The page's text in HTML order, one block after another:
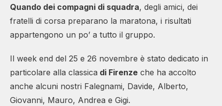
Quando dei compagni di squadra, degli amici, dei
fratelli di corsa preparano la maratona, i risultati
appartengono un po’ a tutto il gruppo.
Il week end del 25 e 26 novembre è stato dedicato in
particolare alla classica di Firenze che ha accolto
anche alcuni nostri Falegnami, Davide, Alberto,
Giovanni, Mauro, Andrea e Gigi.